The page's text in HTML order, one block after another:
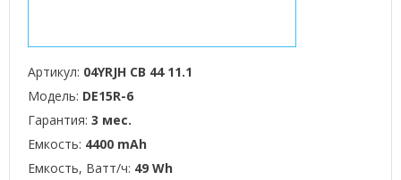
Артикул: 04YRJH CB 44 11.1
Модель: DE15R-6
Гарантия: 3 мес.
Емкость: 4400 mAh
Емкость, Ватт/ч: 49 Wh